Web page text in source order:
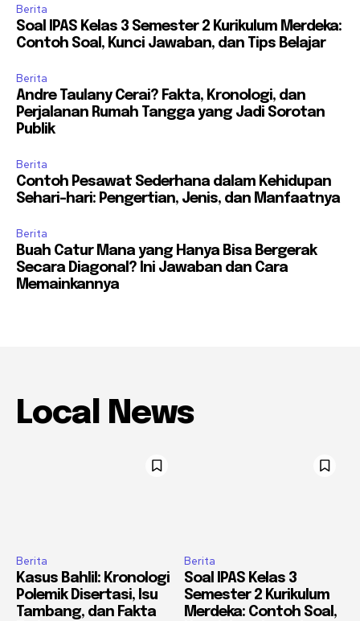
Berita
Soal IPAS Kelas 3 Semester 2 Kurikulum Merdeka:
Contoh Soal, Kunci Jawaban, dan Tips Belajar
Berita
Andre Taulany Cerai? Fakta, Kronologi, dan
Perjalanan Rumah Tangga yang Jadi Sorotan
Publik
Berita
Contoh Pesawat Sederhana dalam Kehidupan
Sehari-hari: Pengertian, Jenis, dan Manfaatnya
Berita
Buah Catur Mana yang Hanya Bisa Bergerak
Secara Diagonal? Ini Jawaban dan Cara
Memainkannya
Local News
Berita
Kasus Bahlil: Kronologi
Polemik Disertasi, Isu
Tambang, dan Fakta
Berita
Soal IPAS Kelas 3
Semester 2 Kurikulum
Merdeka: Contoh Soal,